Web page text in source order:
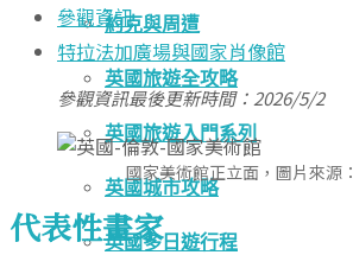
約克與周遭
英國旅遊全攻略
英國旅遊入門系列
英國城市攻略
英國多日遊行程
參觀資訊
特拉法加廣場與國家肖像館
參觀資訊最後更新時間：2026/5/2
國家美術館正立面，圖片來源
代表性畫家